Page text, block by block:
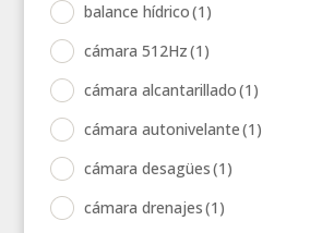
balance hídrico(1)
cámara 512Hz(1)
cámara alcantarillado(1)
cámara autonivelante(1)
cámara desagües(1)
cámara drenajes(1)